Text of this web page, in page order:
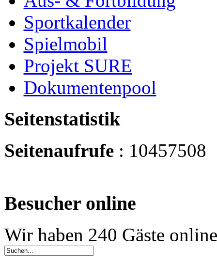
Sportkalender
Spielmobil
Projekt SURE
Dokumentenpool
Seitenstatistik
Seitenaufrufe: 10457508
Besucher online
Wir haben 240 Gäste online